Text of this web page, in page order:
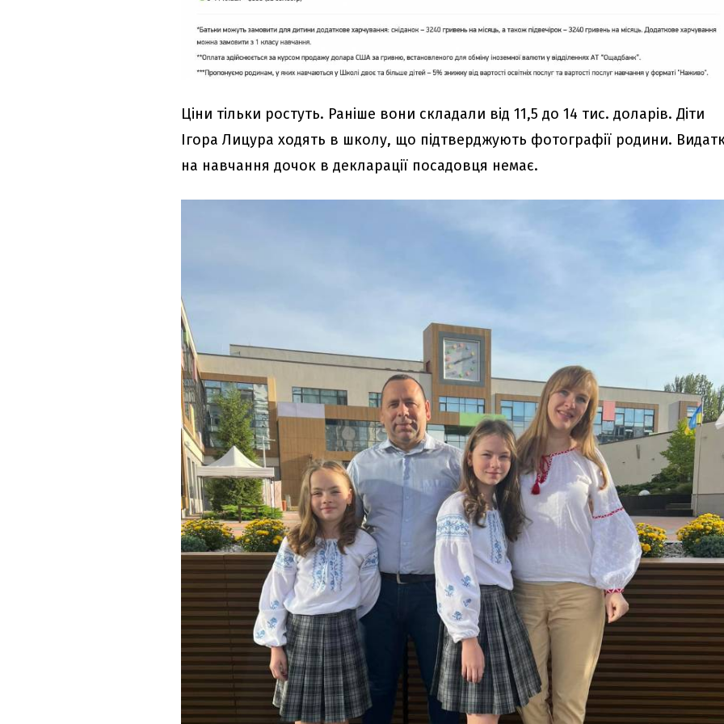
Ціни тільки ростуть. Раніше вони складали від 11,5 до 14 тис. доларів. Діти
Ігора Лицура ходять в школу, що підтверджують фотографії родини.
на навчання дочок в декларації посадовця немає.